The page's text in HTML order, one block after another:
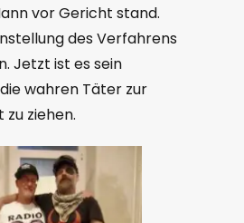
vor Gericht stand.
des Verfahrens
Jetzt ist es sein
wahren Täter zur
ziehen.